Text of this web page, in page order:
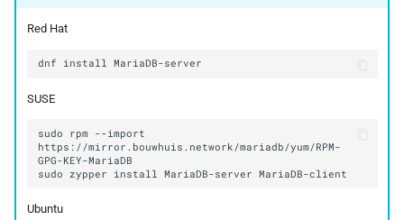
Red Hat
dnf install
SUSE
sudo rpm
--import
https://mirror.bouwhuis.network/mariadb/yum/RPM-
sudo
zypper install MariaDB-server
Ubuntu